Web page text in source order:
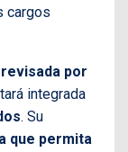
cargos
por
integrada
. Su
que permita